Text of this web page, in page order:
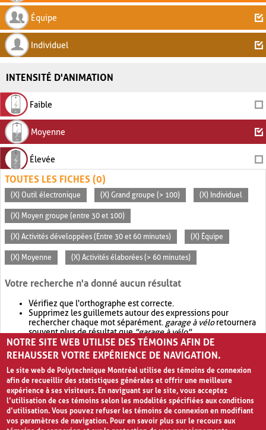
Équipe
Individuel
INTENSITÉ D'ANIMATION
Faible
Moyenne
Élevée
TOUTES LES FICHES (0)
(X) Outil électronique (X) Grand groupe (> 100) (X) Individuel
(X) Moyen groupe (entre 30 et 100)
(X) Activités développées (Entre 30 et 60 minutes) (X) Équipe
(X) Moyenne (X) Activités élaborées (> 60 minutes)
Votre recherche n'a donné aucun résultat
Vérifiez que l'orthographe est correcte.
Supprimez les guillemets autour des expressions pour
rechercher chaque mot séparément. garage à véloretournera
souvent plus de résultat que"garage à vélo".
Envisagez d'élargir votre recherche avec OR.garage OR vélo
retournera souvent plus de résultat quegarage à vélo
NOTRE SITE WEB UTILISE DES TÉMOINS AFIN DE
REHAUSSER VOTRE EXPÉRIENCE DE NAVIGATION.
Le site web de Polytechnique Montréal utilise des témoins de connexion
afin de recueillir des statistiques générales et offrir une meilleure
expérience à ses visiteurs. En naviguant sur le site, vous acceptez
l’utilisation de ces témoins selon les modalités spécifiées aux conditions
d’utilisation. Vous pouvez refuser les témoins de connexion en modifiant
vos paramètres de navigation. Pour en savoir plus sur le recours aux